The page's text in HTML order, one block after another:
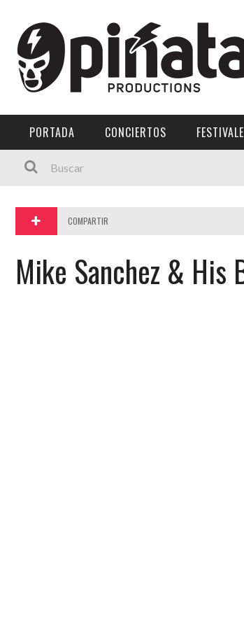
Menú Principal
PORTADA
FESTIVALES
EXPOSICIONES
HISTORIAS
PORTADA CONCIERTOS
COMPARTIR
Mike Sanchez &